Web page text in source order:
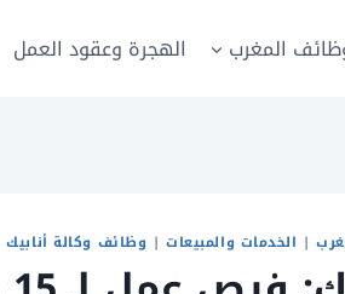
المغرب الهجرة وعقود العمل
| الخدمات والمبيعات| وظائف وكالة أنابيك